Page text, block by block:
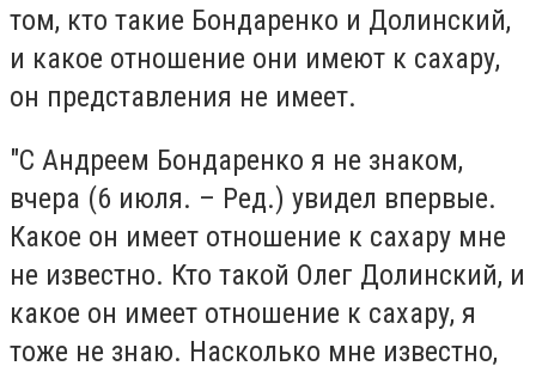
том, кто такие Бондаренко и Долинский,
и какое отношение они имеют к сахару,
он представления не имеет.
"С Андреем Бондаренко я не знаком,
вчера (6 июля. – Ред.) увидел впервые.
Какое он имеет отношение к сахару мне
не известно. Кто такой Олег Долинский, и
какое он имеет отношение к сахару, я
тоже не знаю. Насколько мне известно,